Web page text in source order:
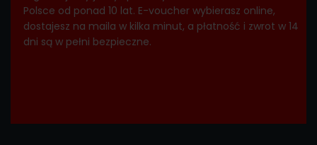
Polsce od ponad 10 lat. E-voucher wybierasz online,
dostajesz na maila w kilka minut, a płatność i zwrot w 14
dni są w pełni bezpieczne.